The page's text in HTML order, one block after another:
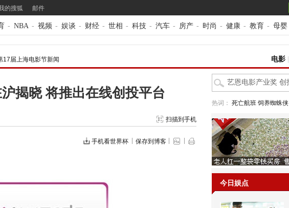
的搜狐 邮件
- NBA - 视频 - 娱谈 - 财经 - 世相 - 科技 - 汽车 - 房产 - 时尚 - 健康 - 教育 - 母婴
17届上海电影节新闻 电影
揭晓 将推出在线创投平台
扫描到手机
手机看世界杯 保存到博客
热词： 死亡航班 饲养蜘蛛侠
今日娱点